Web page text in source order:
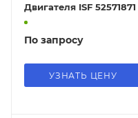
Двигателя ISF 52571871
По запросу
УЗНАТЬ ЦЕНУ